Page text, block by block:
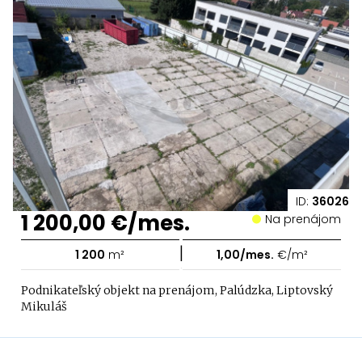
ID: 36026
1 200,00 €/mes. Na prenájom
1 200 m² | 1,00/mes. €/m²
Podnikateľský objekt na prenájom, Palúdzka, Liptovský
Mikuláš